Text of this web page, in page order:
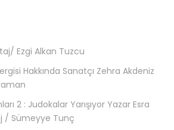
Ezgi Alkan Tuzcu
Hakkında Sanatçı Zehra Akdeniz
2 : Judokalar Yarışıyor Yazar Esra
/ Sümeyye Tunç